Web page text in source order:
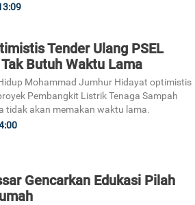
Tender Ulang PSEL
Butuh Waktu Lama
Mohammad Jumhur Hidayat optimistis
Pembangkit Listrik Tenaga Sampah
tidak akan memakan waktu lama.
Gencarkan Edukasi Pilah